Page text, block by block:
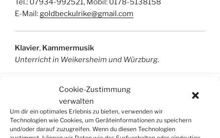
Cookie-Zustimmung
verwalten
Um dir ein optimales Erlebnis zu bieten, verwenden wir
Technologien wie Cookies, um Geräteinformationen zu speichern
und/oder darauf zuzugreifen. Wenn du diesen Technologien
Tel.: 07934-992521, Mobil: 0178-5138158
E-Mail:goldbeckulrike@gmail.com
Klavier, Kammermusik
Unterricht in Weikersheim und Würzburg.
SUCHE
Suchen